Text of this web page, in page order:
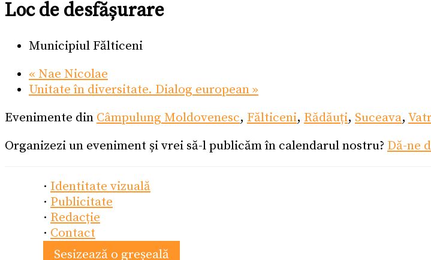
Loc de desfășurare
Municipiul Fălticeni
« Nae Nicolae
Unitate în diversitate. Dialog european»
Evenimente din Câmpulung Moldovenesc, Fălticeni, Rădăuți, Suceava,
Organizezi un eveniment și vrei să-l publicăm în calendarul nostru? Dă-ne
· Identitate vizuală
· Publicitate
· Redacție
· Contact
Sesizează o greșeală